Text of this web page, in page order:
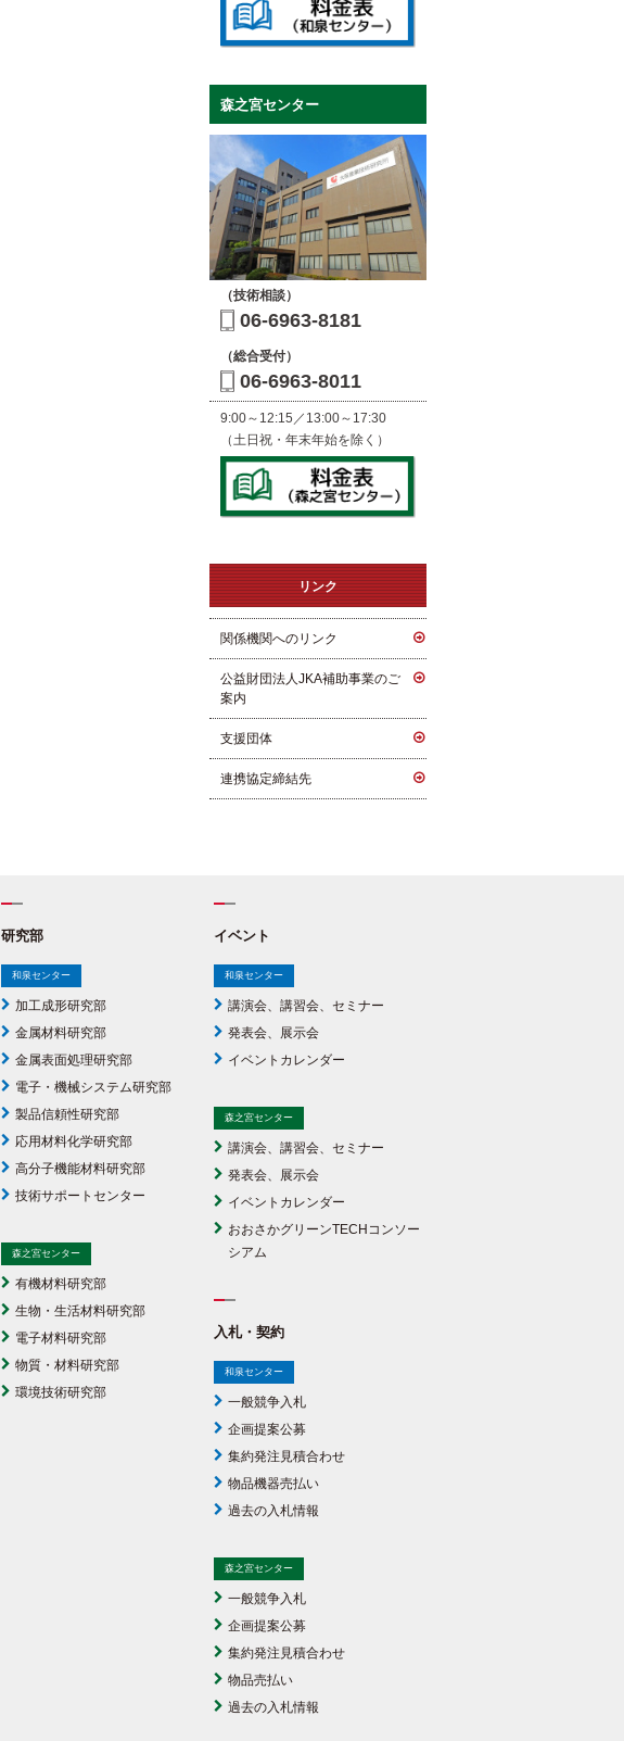
森之宮センター
（技術相談）
06-6963-8181
（総合受付）
06-6963-8011
9:00～12:15／13:00～17:30
（土日祝・年末年始を除く）
リンク
関係機関へのリンク
公益財団法人JKA補助事業のご
案内
支援団体
連携協定締結先
研究部
和泉センター
加工成形研究部
金属材料研究部
金属表面処理研究部
電子・機械システム研究部
製品信頼性研究部
応用材料化学研究部
高分子機能材料研究部
技術サポートセンター
森之宮センター
有機材料研究部
生物・生活材料研究部
電子材料研究部
物質・材料研究部
環境技術研究部
イベント
和泉センター
講演会、講習会、セミナー
発表会、展示会
イベントカレンダー
森之宮センター
講演会、講習会、セミナー
発表会、展示会
イベントカレンダー
おおさかグリーンTECHコンソー
シアム
入札・契約
和泉センター
一般競争入札
企画提案公募
集約発注見積合わせ
物品機器売払い
過去の入札情報
森之宮センター
一般競争入札
企画提案公募
集約発注見積合わせ
物品売払い
過去の入札情報